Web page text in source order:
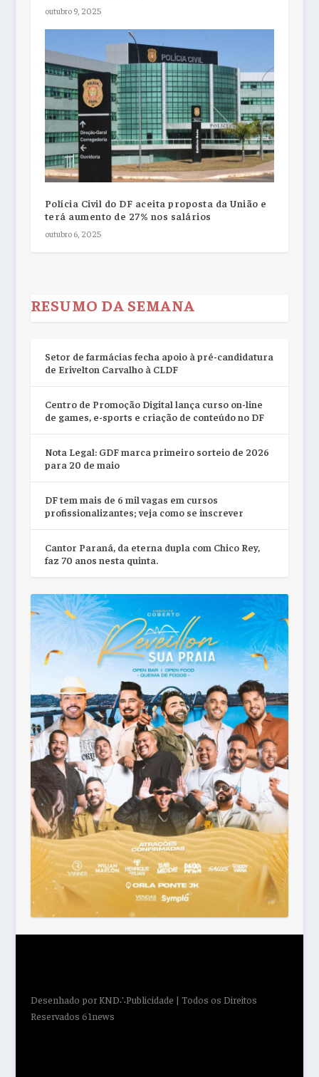
outubro 9, 2025
Polícia Civil do DF aceita proposta da União e
terá aumento de 27% nos salários
outubro 6, 2025
RESUMO DA SEMANA
Setor de farmácias fecha apoio à pré-candidatura
de Erivelton Carvalho à CLDF
Centro de Promoção Digital lança curso on-line
de games, e-sports e criação de conteúdo no DF
Nota Legal: GDF marca primeiro sorteio de 2026
para 20 de maio
DF tem mais de 6 mil vagas em cursos
profissionalizantes; veja como se inscrever
Cantor Paraná, da eterna dupla com Chico Rey,
faz 70 anos nesta quinta.
Desenhado porKND∴Publicidade | Todos os Direitos
Reservados 61news